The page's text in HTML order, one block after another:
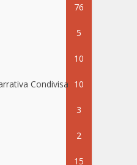
76
5
10
Condivisa 10
3
2
15